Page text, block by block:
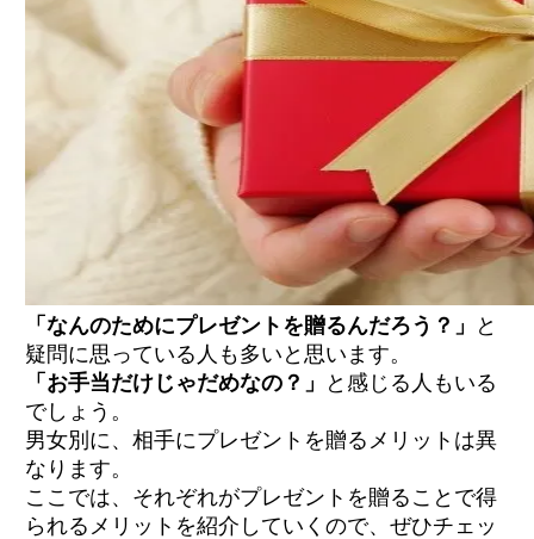
「なんのためにプレゼントを贈るんだろう？」
と
疑問に思っている人も多いと思います。
「お手当だけじゃだめなの？」
と感じる人もいる
でしょう。
男女別に、相手にプレゼントを贈るメリットは異
なります。
ここでは、それぞれがプレゼントを贈ることで得
られるメリットを紹介していくので、ぜひチェッ